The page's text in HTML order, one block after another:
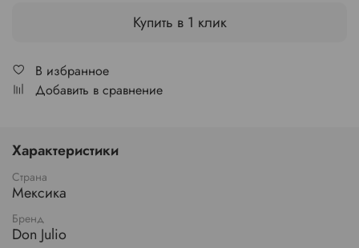
Купить в 1 клик
В избранное
Добавить в сравнение
Характеристики
Страна
Мексика
Бренд
Don Julio